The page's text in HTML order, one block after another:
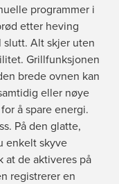
programmer i
etter heving
Alt skjer uten
Grillfunksjonen
brede ovnen kan
eller nøye
å spare energi.
På den glatte,
enkelt skyve
at de aktiveres på
registrerer en